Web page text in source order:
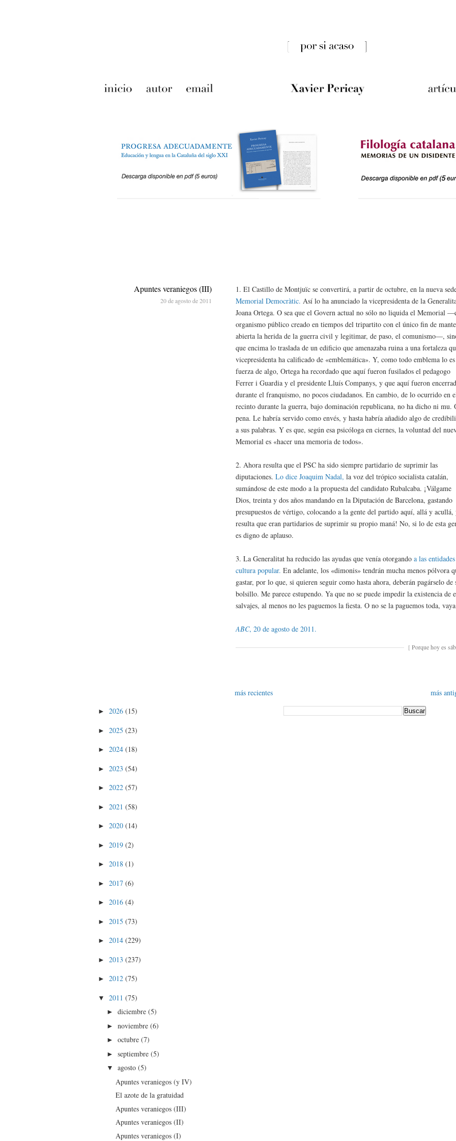
1. El Castillo de Montjuïc se convertirá, a partir de octubre, en la nueva
Memorial Democràtic. Así lo ha anunciado la vicepresidenta de la
Joana Ortega. O sea que el Govern actual no sólo no liquida el Memorial
organismo público creado en tiempos del tripartito con el único fin de
abierta la herida de la guerra civil y legitimar, de paso, el comunismo—,
que encima lo traslada de un edificio que amenazaba ruina a una fortaleza
vicepresidenta ha calificado de «emblemática». Y, como todo emblema lo
fuerza de algo, Ortega ha recordado que aquí fueron fusilados el pedagogo
Ferrer i Guardia y el presidente Lluís Companys, y que aquí fueron
durante el franquismo, no pocos ciudadanos. En cambio, de lo ocurrido en
recinto durante la guerra, bajo dominación republicana, no ha dicho ni mu.
pena. Le habría servido como envés, y hasta habría añadido algo de
a sus palabras. Y es que, según esa psicóloga en ciernes, la voluntad del
Memorial es «hacer una memoria de todos».
2. Ahora resulta que el PSC ha sido siempre partidario de suprimir las
diputaciones.Lo dice Joaquim Nadal, la voz del trópico socialista catalán,
sumándose de este modo a la propuesta del candidato Rubalcaba. ¡Válgame
Dios, treinta y dos años mandando en la Diputación de Barcelona, gastando
presupuestos de vértigo, colocando a la gente del partido aquí, allá y acullá,
resulta que eran partidarios de suprimir su propio maná! No, si lo de esta
es digno de aplauso.
3. La Generalitat ha reducido las ayudas que venía otorgandoa las
cultura popular. En adelante, los «dimonis» tendrán mucha menos pólvora
gastar, por lo que, si quieren seguir como hasta ahora, deberán pagárselo de
bolsillo. Me parece estupendo. Ya que no se puede impedir la existencia de
salvajes, al menos no les paguemos la fiesta. O no se la paguemos toda,
ABC, 20 de agosto de 2011.
[Porque hoy es
Apuntes veraniegos (III)
20 de agosto de 2011
más recientes más
►2026(15)
►2025(23)
►2024(18)
►2023(54)
►2022(57)
►2021(58)
►2020(14)
►2019(2)
►2018(1)
►2017(6)
►2016(4)
►2015(73)
►2014(229)
►2013(237)
►2012(75)
▼2011(75)
►diciembre(5)
►noviembre(6)
►octubre(7)
►septiembre(5)
▼agosto(5)
Apuntes veraniegos (y IV)
El azote de la gratuidad
Apuntes veraniegos (III)
Apuntes veraniegos (II)
Apuntes veraniegos (I)